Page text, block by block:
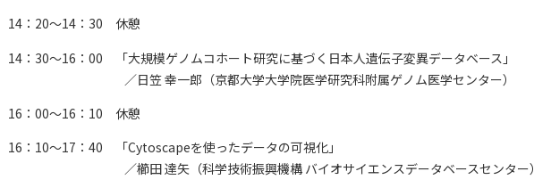
14：20～14：30 休憩
14：30～16：00 「大規模ゲノムコホート研究に基づく日本人遺伝子変異データベース」
／日笠 幸一郎（京都大学大学院医学研究科附属ゲノム医学センター）
16：00～16：10 休憩
16：10～17：40 「Cytoscapeを使ったデータの可視化」
／櫛田 達矢（科学技術振興機構 バイオサイエンスデータベースセンター）